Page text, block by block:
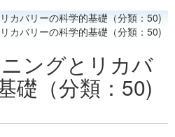
カバリーの科学的基礎（分類：50)
カバリーの科学的基礎（分類：50)
ングとリカバ
礎（分類：50)